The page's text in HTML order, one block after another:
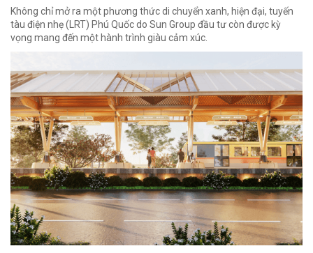
Không chỉ mở ra một phương thức di chuyển xanh, hiện đại, tuyến
tàu điện nhẹ (LRT) Phú Quốc do Sun Group đầu tư còn được kỳ
vọng mang đến một hành trình giàu cảm xúc.